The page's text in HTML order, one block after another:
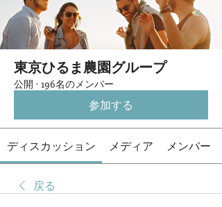
東京ひるま農園グループ
公開 · 196名のメンバー
参加する
ディスカッション メディア メンバー
戻る